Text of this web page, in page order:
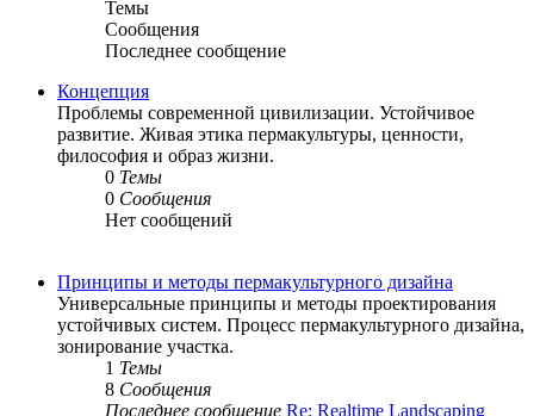
Темы
Сообщения
Последнее сообщение
Концепция
Проблемы современной цивилизации. Устойчивое
развитие. Живая этика пермакультуры, ценности,
философия и образ жизни.
0 Темы
0 Сообщения
Нет сообщений
Принципы и методы пермакультурного дизайна
Универсальные принципы и методы проектирования
устойчивых систем. Процесс пермакультурного дизайна,
зонирование участка.
1 Темы
8 Сообщения
Последнее сообщение Re: Realtime Landscaping